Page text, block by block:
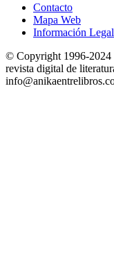
Contacto
Mapa Web
Información Legal
© Copyright 1996-2024
revista digital de